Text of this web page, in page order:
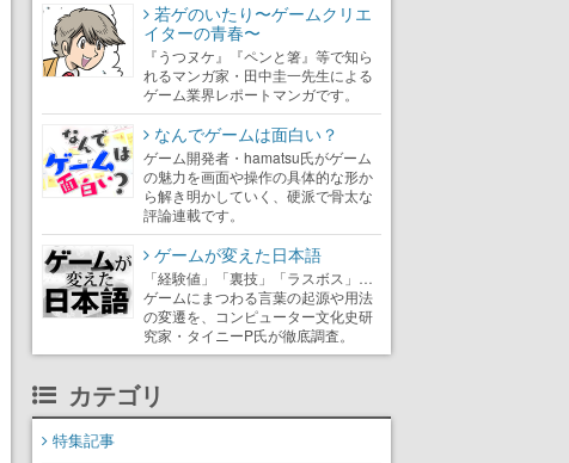
若ゲのいたり〜ゲームクリエ
イターの青春〜
『うつヌケ』『ペンと箸』等で知ら
れるマンガ家・田中圭一先生による
ゲーム業界レポートマンガです。
なんでゲームは面白い？
ゲーム開発者・hamatsu氏がゲーム
の魅力を画面や操作の具体的な形か
ら解き明かしていく、硬派で骨太な
評論連載です。
ゲームが変えた日本語
「経験値」「裏技」「ラスボス」…
ゲームにまつわる言葉の起源や用法
の変遷を、コンピューター文化史研
究家・タイニーP氏が徹底調査。
カテゴリ
特集記事